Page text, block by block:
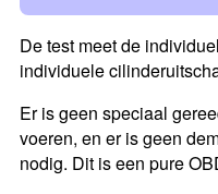
De test meet de
individuele
Er is geen speciaal
voeren, en er is geen
nodig. Dit is een pure